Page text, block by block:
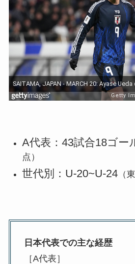
A代表：43試合18ゴー
点）
世代別：U-20~U-24（
日本代表での主な経歴
［A代表］